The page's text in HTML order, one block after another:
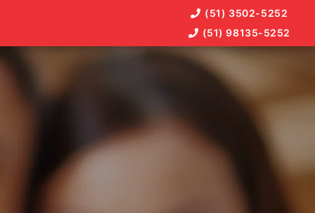
(51) 3502-5252
(51) 98135-5252